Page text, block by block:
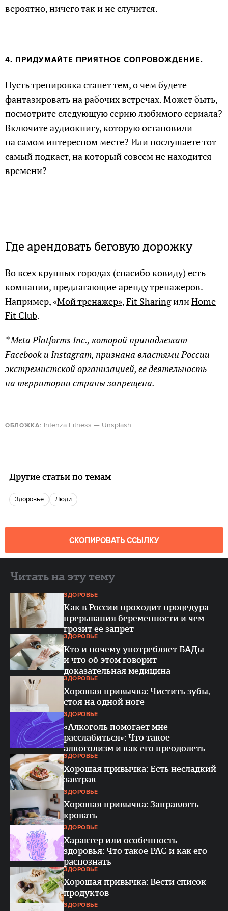
вероятно, ничего так и не случится.
4. ПРИДУМАЙТЕ ПРИЯТНОЕ СОПРОВОЖДЕНИЕ.
Пусть тренировка станет тем, о чем будете
фантазировать на рабочих встречах. Может быть,
посмотрите следующую серию любимого сериала?
Включите аудиокнигу, которую остановили
на самом интересном месте? Или послушаете тот
самый подкаст, на который совсем не находится
времени?
Где арендовать беговую дорожку
Во всех крупных городах (спасибо ковиду) есть
компании, предлагающие аренду тренажеров.
Например, «Мой тренажер»,Fit SharingилиHome
Fit Club.
* Meta Platforms Inc., которой принадлежат
Facebook и Instagram, признана властями России
экстремистской организацией, ее деятельность
на территории страны запрещена.
ОБЛОЖКА: Intenza Fitness — Unsplash
Другие статьи по темам
Здоровье люди
СКОПИРОВАТЬ ССЫЛКУ
Читать на эту тему
ЗДОРОВЬЕ
Как в России проходит процедура
прерывания беременности и чем
грозит ее запрет
ЗДОРОВЬЕ
Кто и почему употребляет БАДы —
и что об этом говорит
доказательная медицина
ЗДОРОВЬЕ
Хорошая привычка: Чистить зубы,
стоя на одной ноге
ЗДОРОВЬЕ
«Алкоголь помогает мне
расслабиться»: Что такое
алкоголизм и как его преодолеть
ЗДОРОВЬЕ
Хорошая привычка: Есть несладкий
завтрак
ЗДОРОВЬЕ
Хорошая привычка: Заправлять
кровать
ЗДОРОВЬЕ
Характер или особенность
здоровья: Что такое РАС и как его
распознать
ЗДОРОВЬЕ
Хорошая привычка: Вести список
продуктов
ЗДОРОВЬЕ